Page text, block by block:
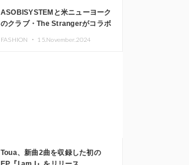
ASOBISYSTEMと米ニューヨーク
のクラブ・The Strangerがコラボ
FASHION ・ 15.November.2024
Toua、新曲2曲を収録した初の